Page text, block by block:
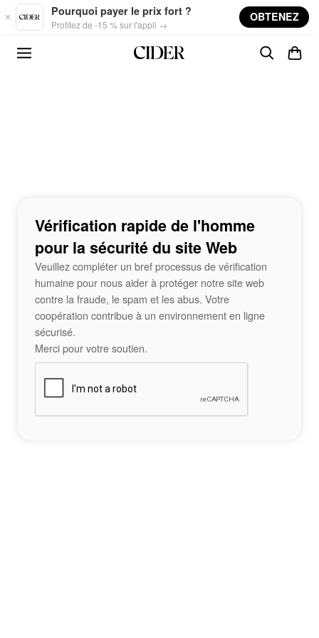
Skip to main content
Pourquoi payer le prix fort ?
Profitez de -15 % sur l'appli →
OBTENEZ
Vérification rapide de l'homme
pour la sécurité du site Web
Veuillez compléter un bref processus de vérification
humaine pour nous aider à protéger notre site web
contre la fraude, le spam et les abus. Votre
coopération contribue à un environnement en ligne
sécurisé.
Merci pour votre soutien.